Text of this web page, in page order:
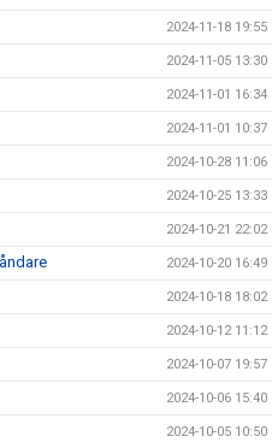
2024-11-18 19:55
2024-11-05 13:30
2024-11-01 16:34
2024-11-01 10:37
2024-10-28 11:06
2024-10-25 13:33
2024-10-21 22:02
2024-10-20 16:49
2024-10-18 18:02
2024-10-12 11:12
2024-10-07 19:57
2024-10-06 15:40
2024-10-05 10:50